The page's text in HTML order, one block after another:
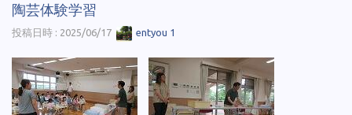
陶芸体験学習
投稿日時 : 2025/06/17 entyou 1